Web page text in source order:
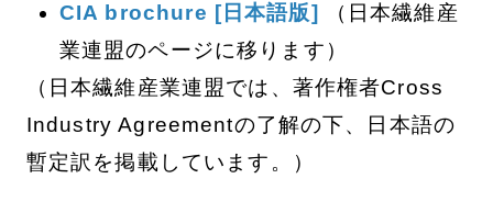
CIA brochure [日本語版]
（日本繊維産
業連盟のページに移ります）
（日本繊維産業連盟では、著作権者Cross
Industry Agreementの了解の下、日本語の
暫定訳を掲載しています。）